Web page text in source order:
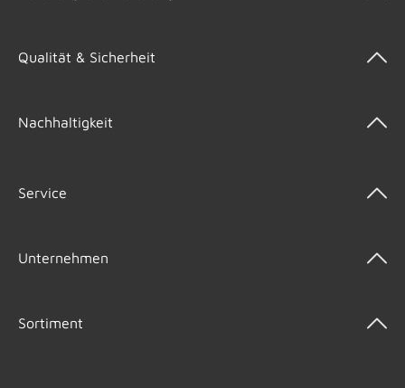
Qualität & Sicherheit
Nachhaltigkeit
Service
Unternehmen
Sortiment